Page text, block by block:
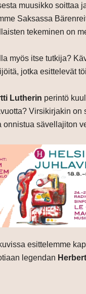
muusikko soittaa
Saksassa
tekeminen on
myös itse tutkija?
jotka esittelevät
Lutherin perintö
Virsikirjakin
onnistua sävellajiton
esittelemme
legendan